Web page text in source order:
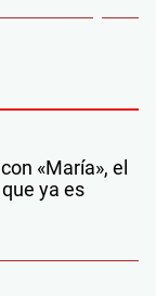
«María», el
ya es